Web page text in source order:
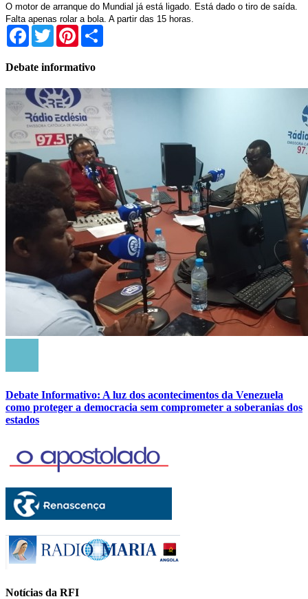
O motor de arranque do Mundial já está ligado. Está dado o tiro de saída.
Falta apenas rolar a bola. A partir das 15 horas.
Facebook
TwitterPinterest
Debate informativo
Debate Informativo: A luz dos acontecimentos da Venezuela
como proteger a democracia sem comprometer a soberanias dos
estados
Notícias da RFI